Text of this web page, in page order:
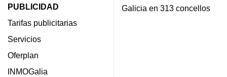
PUBLICIDAD
Tarifas publicitarias
Servicios
Oferplan
INMOGalia
Galicia en 313 concellos